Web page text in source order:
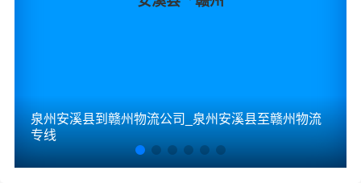
泉州安溪县到赣州物流公司_泉州安溪县至赣州物流
专线